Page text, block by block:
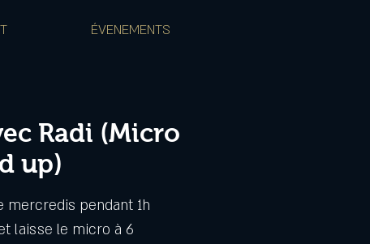
ÉVENEMENTS
Radi (Micro
up)
mercredis pendant 1h
laisse le micro à 6